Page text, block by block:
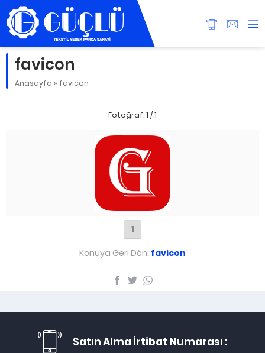
favicon
Anasayfa » favicon
Fotoğraf: 1 / 1
1
Konuya Geri Dön: favicon
Satın Alma İrtibat Numarası :